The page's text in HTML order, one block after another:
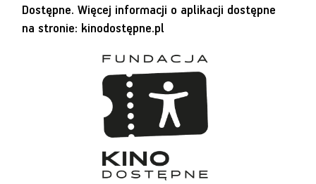
Dostępne. Więcej informacji o aplikacji dostępne
na stronie: kinodostępne.pl